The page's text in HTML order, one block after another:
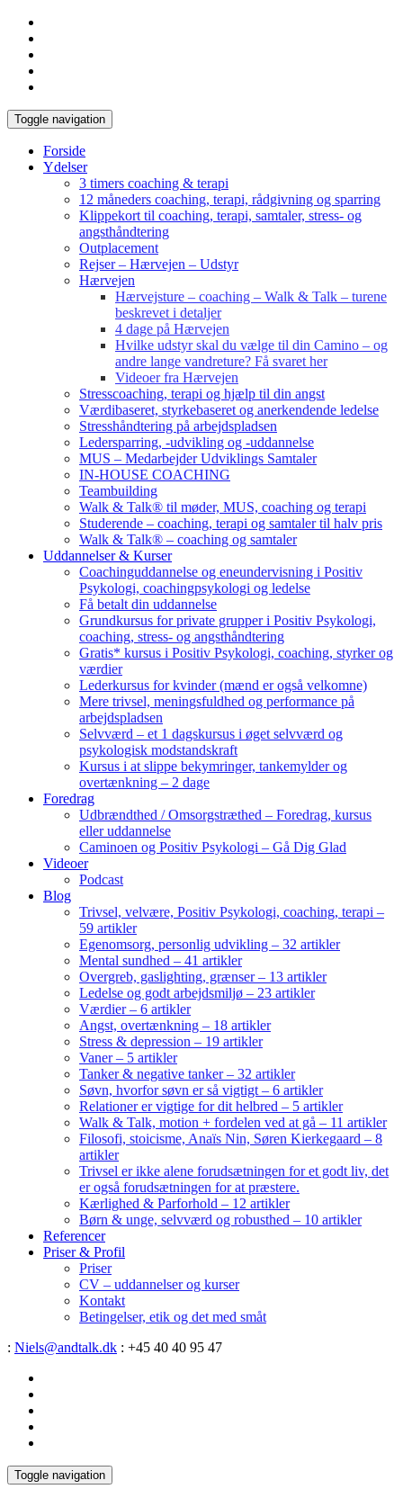
Toggle navigation
Forside
Ydelser
3 timers coaching & terapi
12 måneders coaching, terapi, rådgivning og sparring
Klippekort til coaching, terapi, samtaler, stress- og
angsthåndtering
Outplacement
Rejser – Hærvejen – Udstyr
Hærvejen
Hærvejsture – coaching – Walk & Talk – turene
beskrevet i detaljer
4 dage på Hærvejen
Hvilke udstyr skal du vælge til din Camino – og
andre lange vandreture? Få svaret her
Videoer fra Hærvejen
Stresscoaching, terapi og hjælp til din angst
Værdibaseret, styrkebaseret og anerkendende ledelse
Stresshåndtering på arbejdspladsen
Ledersparring, -udvikling og -uddannelse
MUS – Medarbejder Udviklings Samtaler
IN-HOUSE COACHING
Teambuilding
Walk & Talk® til møder, MUS, coaching og terapi
Studerende – coaching, terapi og samtaler til halv pris
Walk & Talk® – coaching og samtaler
Uddannelser & Kurser
Coachinguddannelse og eneundervisning i Positiv
Psykologi, coachingpsykologi og ledelse
Få betalt din uddannelse
Grundkursus for private grupper i Positiv Psykologi,
coaching, stress- og angsthåndtering
Gratis* kursus i Positiv Psykologi, coaching, styrker og
værdier
Lederkursus for kvinder (mænd er også velkomne)
Mere trivsel, meningsfuldhed og performance på
arbejdspladsen
Selvværd – et 1 dagskursus i øget selvværd og
psykologisk modstandskraft
Kursus i at slippe bekymringer, tankemylder og
overtænkning – 2 dage
Foredrag
Udbrændthed / Omsorgstræthed – Foredrag, kursus
eller uddannelse
Caminoen og Positiv Psykologi – Gå Dig Glad
Videoer
Podcast
Blog
Trivsel, velvære, Positiv Psykologi, coaching, terapi –
59 artikler
Egenomsorg, personlig udvikling – 32 artikler
Mental sundhed – 41 artikler
Overgreb, gaslighting, grænser – 13 artikler
Ledelse og godt arbejdsmiljø – 23 artikler
Værdier – 6 artikler
Angst, overtænkning – 18 artikler
Stress & depression – 19 artikler
Vaner – 5 artikler
Tanker & negative tanker – 32 artikler
Søvn, hvorfor søvn er så vigtigt – 6 artikler
Relationer er vigtige for dit helbred – 5 artikler
Walk & Talk, motion + fordelen ved at gå – 11 artikler
Filosofi, stoicisme, Anaïs Nin, Søren Kierkegaard – 8
artikler
Trivsel er ikke alene forudsætningen for et godt liv, det
er også forudsætningen for at præstere.
Kærlighed & Parforhold – 12 artikler
Børn & unge, selvværd og robusthed – 10 artikler
Referencer
Priser & Profil
Priser
CV – uddannelser og kurser
Kontakt
Betingelser, etik og det med småt
: Niels@andtalk.dk : +45 40 40 95 47
Toggle navigation